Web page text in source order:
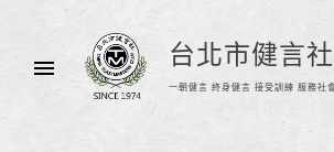
台北市健言社
一朝健言 終身健言 接受訓練 服務社